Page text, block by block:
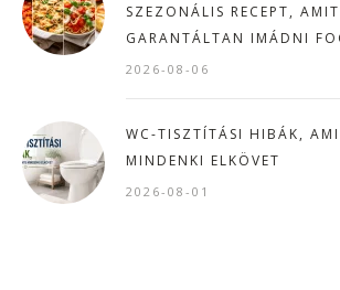
SZEZONÁLIS RECEPT,
GARANTÁLTAN IMÁDNI
2026-08-06
WC-TISZTÍTÁSI HIBÁK,
MINDENKI ELKÖVET
2026-08-01